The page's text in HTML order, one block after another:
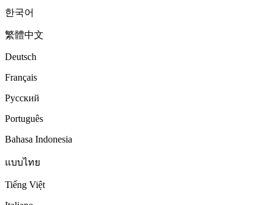
한국어
繁體中文
Deutsch
Français
Русский
Português
Bahasa Indonesia
แบบไทย
Tiếng Việt